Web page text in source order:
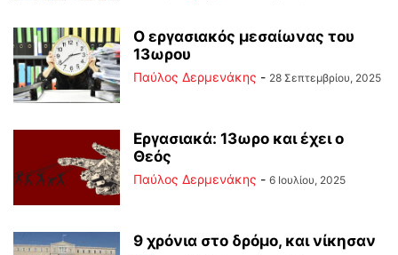
Ο εργασιακός μεσαίωνας του
13ωρου
Παύλος Δερμενάκης - 28 Σεπτεμβρίου, 2025
Εργασιακά: 13ωρο και έχει ο
Θεός
Παύλος Δερμενάκης - 6 Ιουλίου, 2025
9 χρόνια στο δρόμο, και νίκησαν